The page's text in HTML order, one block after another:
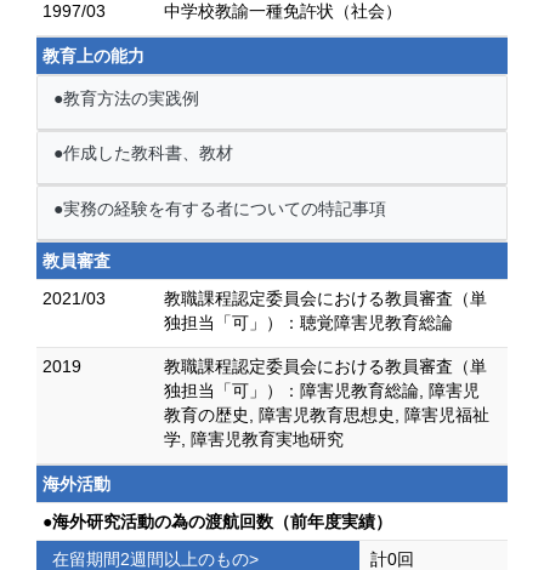
1997/03 中学校教諭一種免許状（社会）
教育上の能力
●教育方法の実践例
●作成した教科書、教材
●実務の経験を有する者についての特記事項
教員審査
2021/03
教職課程認定委員会における教員審査（単
独担当「可」）：聴覚障害児教育総論
2019
教職課程認定委員会における教員審査（単
独担当「可」）：障害児教育総論, 障害児
教育の歴史, 障害児教育思想史, 障害児福祉
学, 障害児教育実地研究
海外活動
●海外研究活動の為の渡航回数（前年度実績）
在留期間2週間以上のもの>
計0回